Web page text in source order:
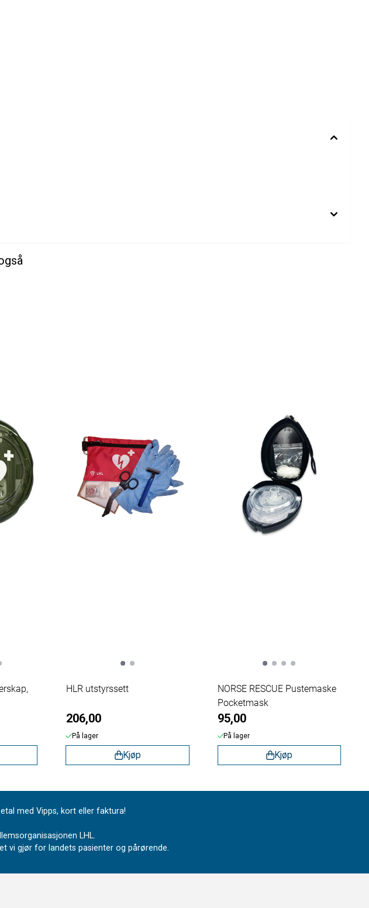
HLR utstyrssett
206,00
På lager
Kjøp
NORSE RESCUE Pustemaske
Pocketmask
95,00
På lager
Kjøp
med Vipps, kort eller faktura!
LHL.
vi gjør for landets pasienter og pårørende.